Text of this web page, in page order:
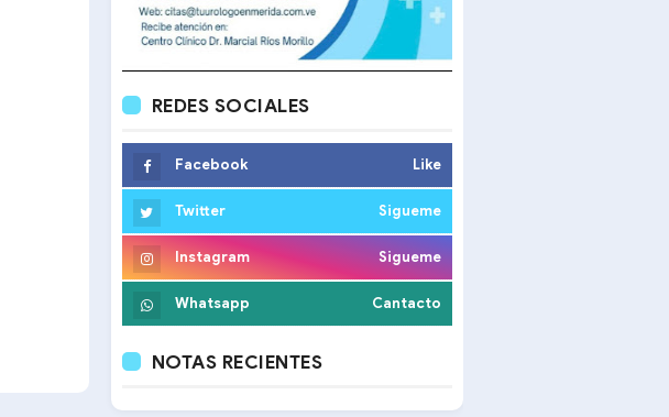
REDES SOCIALES
Facebook Like
Twitter Sigueme
Instagram Sigueme
Whatsapp Cantacto
NOTAS RECIENTES